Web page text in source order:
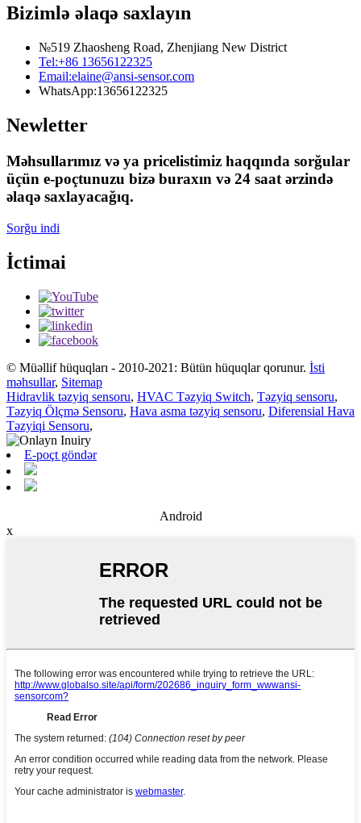
Bizimlə əlaqə saxlayın
№519 Zhaosheng Road, Zhenjiang New District
Tel:+86 13656122325
Email:elaine@ansi-sensor.com
WhatsApp:13656122325
Newletter
Məhsullarımız və ya pricelistimiz haqqında sorğular
üçün e-poçtunuzu bizə buraxın və 24 saat ərzində
əlaqə saxlayacağıq.
Sorğu indi
İctimai
© Müəllif hüquqları - 2010-2021: Bütün hüquqlar qorunur. İsti
məhsullar, Sitemap
Hidravlik təzyiq sensoru, HVAC Təzyiq Switch, Təzyiq sensoru,
Təzyiq Ölçmə Sensoru, Hava asma təzyiq sensoru, Diferensial Hava
Təzyiqi Sensoru,
E-poçt göndər
Android
x